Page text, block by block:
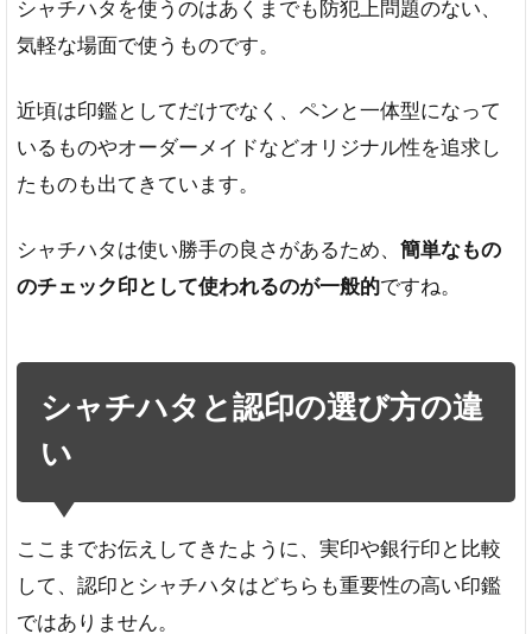
シャチハタを使うのはあくまでも防犯上問題のない、
気軽な場面で使うものです。
近頃は印鑑としてだけでなく、ペンと一体型になって
いるものやオーダーメイドなどオリジナル性を追求し
たものも出てきています。
シャチハタは使い勝手の良さがあるため、 簡単なもの
のチェック印として使われるのが一般的ですね。
シャチハタと認印の選び方の違
い
ここまでお伝えしてきたように、実印や銀行印と比較
して、認印とシャチハタはどちらも重要性の高い印鑑
ではありません。